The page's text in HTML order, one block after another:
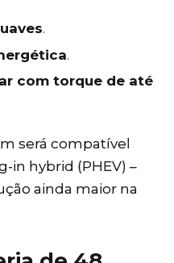
.
.
com torque de até
será compatível
in hybrid (PHEV) –
ainda maior na